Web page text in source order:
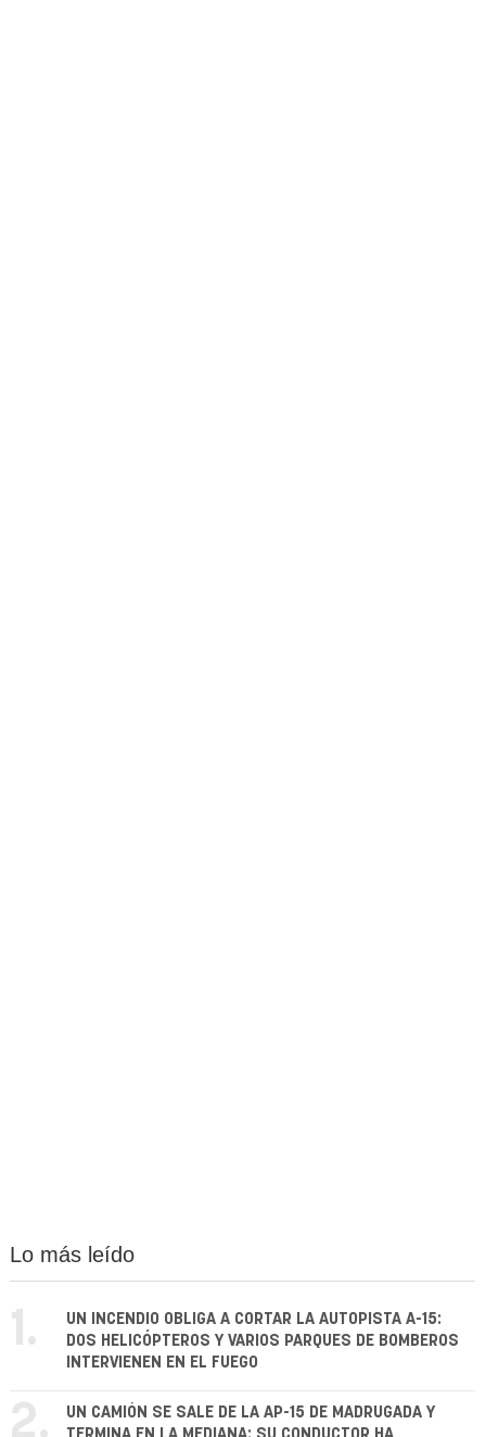
Lo más leído
1.
UN INCENDIO OBLIGA A CORTAR LA AUTOPISTA A-15:
DOS HELICÓPTEROS Y VARIOS PARQUES DE BOMBEROS
INTERVIENEN EN EL FUEGO
2.
UN CAMIÓN SE SALE DE LA AP-15 DE MADRUGADA Y